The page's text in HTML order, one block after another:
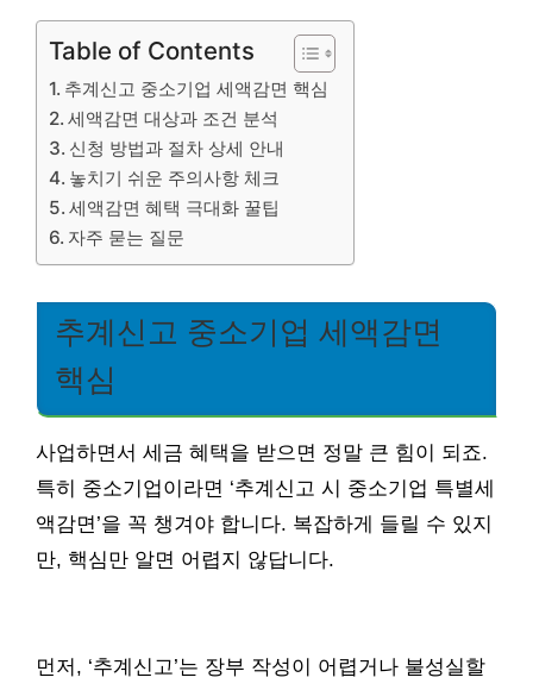
Table of Contents
추계신고 중소기업 세액감면 핵심
세액감면 대상과 조건 분석
신청 방법과 절차 상세 안내
놓치기 쉬운 주의사항 체크
세액감면 혜택 극대화 꿀팁
자주 묻는 질문
추계신고 중소기업 세액감면
핵심
사업하면서 세금 혜택을 받으면 정말 큰 힘이 되죠.
특히 중소기업이라면 ‘추계신고 시 중소기업 특별세
액감면’을 꼭 챙겨야 합니다. 복잡하게 들릴 수 있지
만, 핵심만 알면 어렵지 않답니다.
먼저, ‘추계신고’는 장부 작성이 어렵거나 불성실할